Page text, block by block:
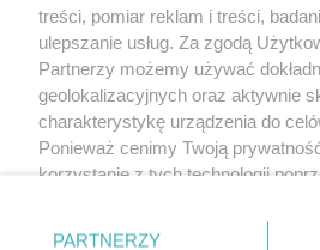
O nas
treści, pomiar reklam i treści,
ulepszanie usług. Za zgodą
Partnerzy możemy używać
geolokalizacyjnych oraz aktywnie
charakterystykę urządzenia do
Ponieważ cenimy Twoją
korzystanie z tych technologii
zmienić/wycofać klikając przycisk
PARTNERZY